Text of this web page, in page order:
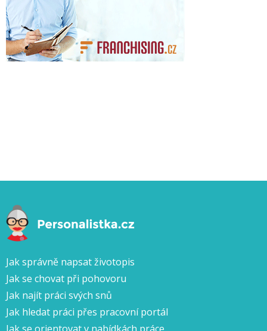
Jak správně napsat životopis
Jak se chovat při pohovoru
Jak najít práci svých snů
Jak hledat práci přes pracovní portál